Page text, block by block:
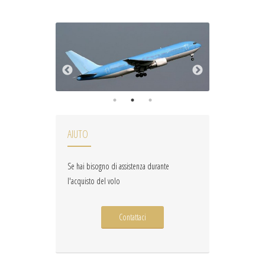
AIUTO
Se hai bisogno di assistenza durante
l'acquisto del volo
Contattaci